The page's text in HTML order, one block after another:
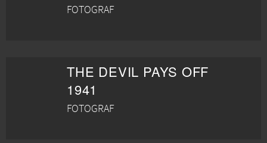
FOTOGRAF
THE DEVIL PAYS OFF
1941
FOTOGRAF